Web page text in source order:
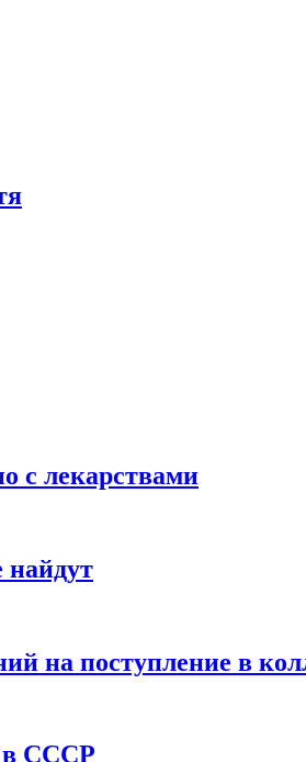
с лекарствами
найдут
на поступление в
в СССР